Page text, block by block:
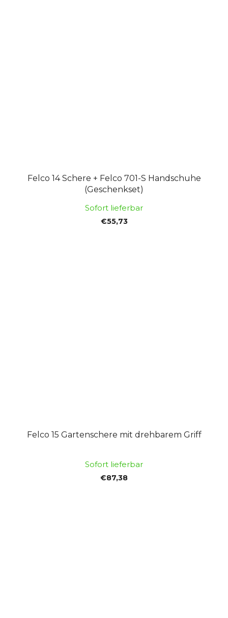
Felco 14 Schere + Felco 701-S Handschuhe
(Geschenkset)
Sofort lieferbar
€55,73
Felco 15 Gartenschere mit drehbarem Griff
Sofort lieferbar
€87,38